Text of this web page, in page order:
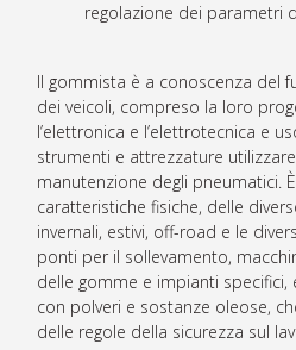
regolazione dei parametri
Il gommista è a conoscenza del
dei veicoli, compreso la loro
l’elettronica e l’elettrotecnica e
strumenti e attrezzature
manutenzione degli pneumatici.
caratteristiche fisiche, delle
invernali, estivi, off-road e le
ponti per il sollevamento,
delle gomme e impianti
con polveri e sostanze oleose,
delle regole della sicurezza sul